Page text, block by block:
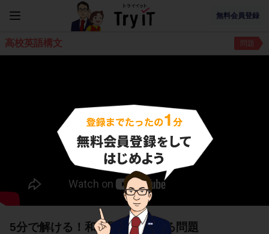
無料会員登録
高校英語構文 問題
5分で解ける！和訳問題に関する問題